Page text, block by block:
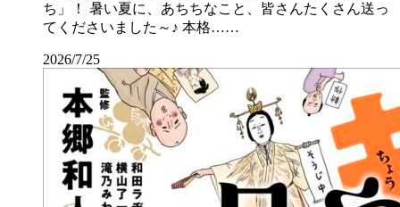
ち」！ 暑い夏に、あちちなこと、皆さんたくさん送っ
てくださいました～♪ 本格……
2026/7/25